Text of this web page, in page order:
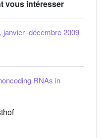
vous intéresser
2009
RNAs in